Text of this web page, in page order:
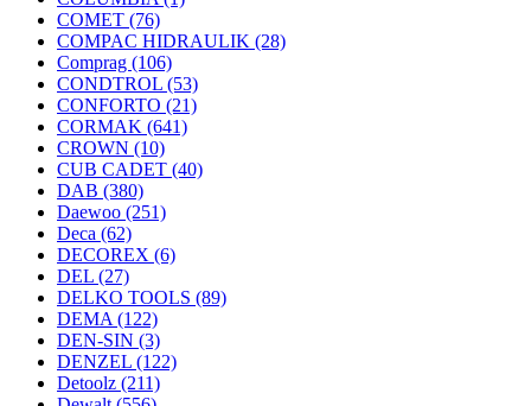
COMET (76)
COMPAC HIDRAULIK (28)
Comprag (106)
CONDTROL (53)
CONFORTO (21)
CORMAK (641)
CROWN (10)
CUB CADET (40)
DAB (380)
Daewoo (251)
Deca (62)
DECOREX (6)
DEL (27)
DELKO TOOLS (89)
DEMA (122)
DEN-SIN (3)
DENZEL (122)
Detoolz (211)